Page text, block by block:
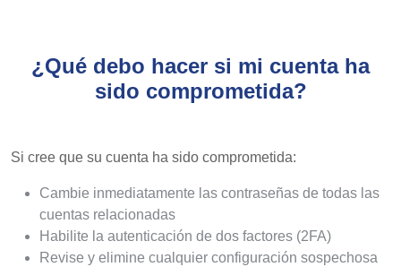
¿Qué debo hacer si mi cuenta ha
sido comprometida?
Si cree que su cuenta ha sido comprometida:
Cambie inmediatamente las contraseñas de todas las
cuentas relacionadas
Habilite la autenticación de dos factores (2FA)
Revise y elimine cualquier configuración sospechosa